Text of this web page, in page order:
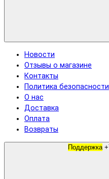
Новости
Отзывы о магазине
Контакты
Политика безопасности
О нас
Доставка
Оплата
Возвраты
Поддержка